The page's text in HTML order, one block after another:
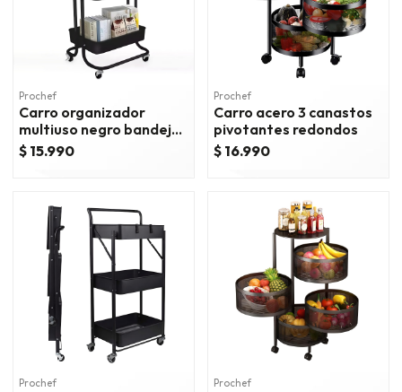
Prochef
Carro organizador
multiuso negro bandejas
plásticas
$ 15.990
Prochef
Carro acero 3 canastos
pivotantes redondos
$ 16.990
Prochef Prochef